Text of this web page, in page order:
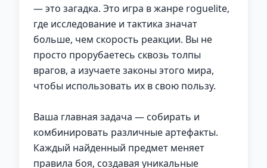
— это загадка. Это игра в жанре roguelite,
где исследование и тактика значат
больше, чем скорость реакции. Вы не
просто прорубаетесь сквозь толпы
врагов, а изучаете законы этого мира,
чтобы использовать их в свою пользу.
Ваша главная задача — собирать и
комбинировать различные артефакты.
Каждый найденный предмет меняет
правила боя, создавая уникальные